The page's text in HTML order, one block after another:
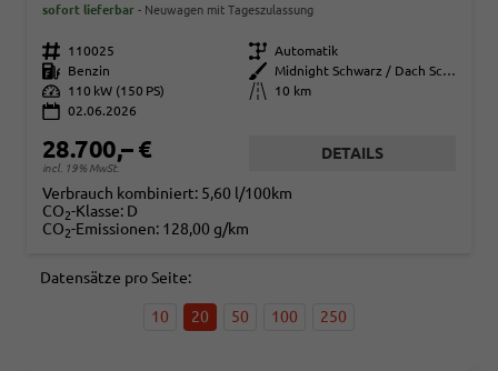
sofort lieferbar Neuwagen mit Tageszulassung
Fahrzeugnr. 110025 Getriebe Automatik
Kraftstoff
Benzin Außenfarbe
Midnight Schwarz / Dach Schwarz
Leistung
110 kW (150 PS) Kilometerstand
10 km
02.06.2026
28.700,– €
incl. 19% MwSt.
DETAILS
Verbrauch kombiniert: 5,60 l/100km
CO2-Klasse: D
CO2-Emissionen: 128,00 g/km
Datensätze pro Seite:
10 20 50 100 250